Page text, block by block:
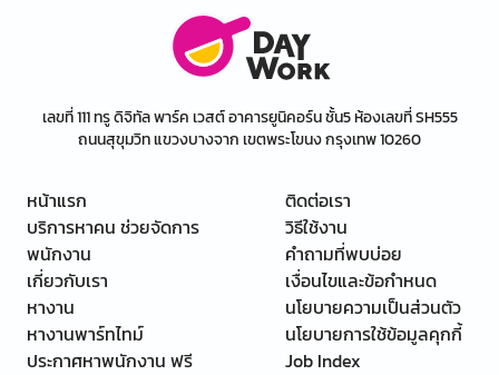
เลขที่ 111 ทรู ดิจิทัล พาร์ค เวสต์ อาคารยูนิคอร์น ชั้น5 ห้องเลขที่ SH555
ถนนสุขุมวิท แขวงบางจาก เขตพระโขนง กรุงเทพ 10260
หน้าแรก
บริการหาคน ช่วยจัดการ
พนักงาน
เกี่ยวกับเรา
หางาน
หางานพาร์ทไทม์
ประกาศหาพนักงาน ฟรี
ติดต่อเรา
วิธีใช้งาน
คำถามที่พบบ่อย
เงื่อนไขและข้อกำหนด
นโยบายความเป็นส่วนตัว
นโยบายการใช้ข้อมูลคุกกี้
Job Index